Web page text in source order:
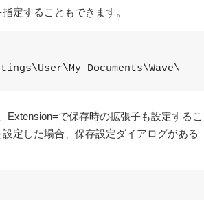
定することもできます。
Documents\Wave\
Extension=で保存時の拡張子も設定するこ
定した場合、保存設定ダイアログがある